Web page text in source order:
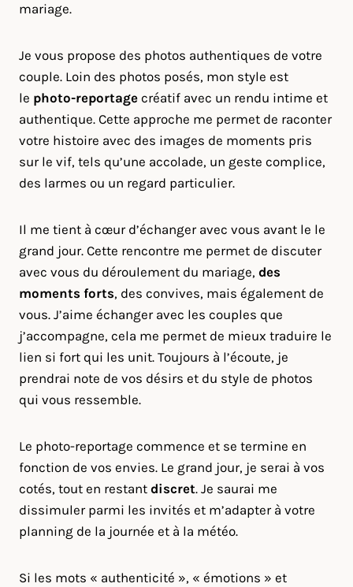
mariage.
Je vous propose des photos authentiques de votre
couple. Loin des photos posés, mon style est
le photo-reportage créatif avec un rendu intime et
authentique. Cette approche me permet de raconter
votre histoire avec des images de moments pris
sur le vif, tels qu’une accolade, un geste complice,
des larmes ou un regard particulier.
Il me tient à cœur d’échanger avec vous avant le le
grand jour. Cette rencontre me permet de discuter
avec vous du déroulement du mariage, des
moments forts, des convives, mais également de
vous. J’aime échanger avec les couples que
j’accompagne, cela me permet de mieux traduire le
lien si fort qui les unit. Toujours à l’écoute, je
prendrai note de vos désirs et du style de photos
qui vous ressemble.
Le photo-reportage commence et se termine en
fonction de vos envies. Le grand jour, je serai à vos
cotés, tout en restant discret. Je saurai me
dissimuler parmi les invités et m’adapter à votre
planning de la journée et à la météo.
Si les mots « authenticité », « émotions » et